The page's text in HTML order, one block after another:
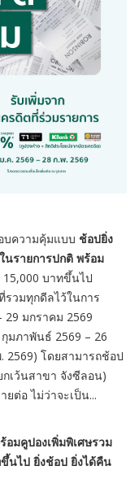
บความคุ้มแบบ ช้อปยิ่ง
นรายการปกติ พร้อม
15,000 บาทขึ้นไป
วมทุกดีลไว้ในการ
29 มกราคม 2569
มภาพันธ์ 2569 – 26
2569) โดยสามารถช้อป
เว้นสาขา จังซีลอน)
ต่อ ไม่ว่าจะเป็น...
มคูปองเพิ่มพิเศษรวม
นไป ยิ่งช้อป ยิ่งได้คืน